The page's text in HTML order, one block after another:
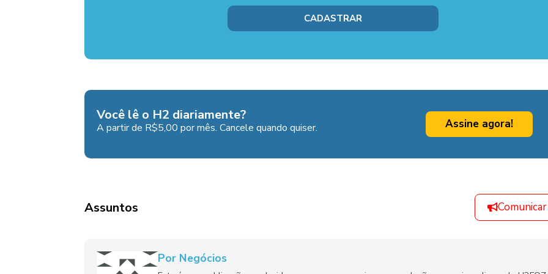
Você lê o H2 diariamente?
A partir de R$5,00 por mês. Cancele quando quiser. Assine agora!
Assuntos
Por Negócios